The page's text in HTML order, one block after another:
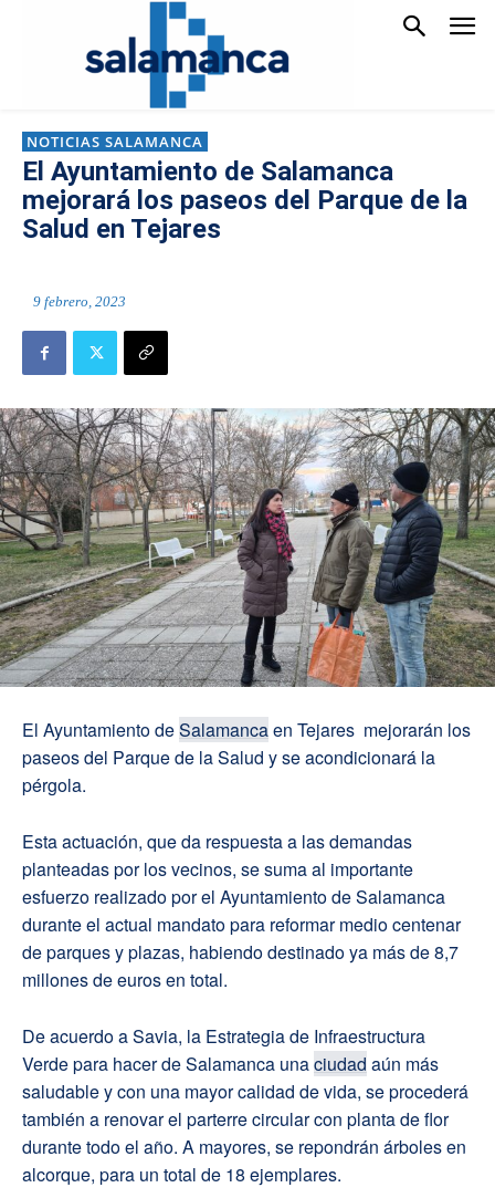
NOTICIAS SALAMANCA
El Ayuntamiento de Salamanca
mejorará los paseos del Parque de la
Salud en Tejares
9 febrero, 2023
El Ayuntamiento deSalamancaen Tejares mejorarán los
paseos del Parque de la Salud y se acondicionará la
pérgola.
Esta actuación, que da respuesta a las demandas
planteadas por los vecinos, se suma al importante
esfuerzo realizado por el Ayuntamiento de Salamanca
durante el actual mandato para reformar medio centenar
de parques y plazas, habiendo destinado ya más de 8,7
millones de euros en total.
De acuerdo a Savia, la Estrategia de Infraestructura
Verde para hacer de Salamanca unaciudad aún más
saludable y con una mayor calidad de vida, se procederá
también a renovar el parterre circular con planta de flor
durante todo el año. A mayores, se repondrán árboles en
alcorque, para un total de 18 ejemplares.